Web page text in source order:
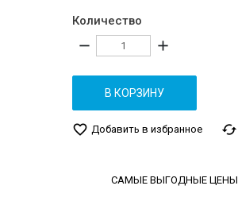
Количество
remove add
В КОРЗИНУ
favorite_border Добавить в избранное cached
САМЫЕ ВЫГОДНЫЕ ЦЕНЫ